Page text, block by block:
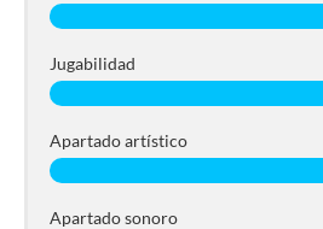
Jugabilidad
Apartado artístico
Apartado sonoro